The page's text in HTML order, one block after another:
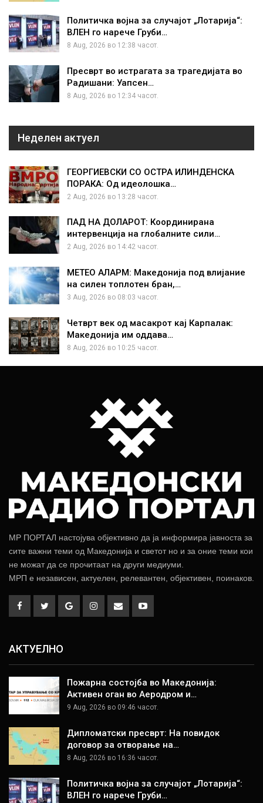
Политичка војна за случајот „Лотарија“:
ВЛЕН го нарече Груби…
8 Aug, 2026 во 12:38 часот.
Пресврт во истрагата за трагедијата во
Радишани: Уапсен…
8 Aug, 2026 во 12:34 часот.
Неделен актуел
ГЕОРГИЕВСКИ СО ОСТРА ИЛИНДЕНСКА
ПОРАКА: Од идеолошка…
2 Aug, 2026 во 13:28 часот.
ПАД НА ДОЛАРОТ: Координирана
интервенција на глобалните сили…
2 Aug, 2026 во 14:42 часот.
МЕТЕО АЛАРМ: Македонија под влијание
на силен топлотен бран,…
3 Aug, 2026 во 08:03 часот.
Четврт век од масакрот кај Карпалак:
Македонија им оддава…
8 Aug, 2026 во 10:25 часот.
МР ПОРТАЛ настојува објективно да ја информира јавноста за
сите важни теми од Македонија и светот но и за оние теми кои
не можат да се прочитаат на други медиуми.
МРП е независен, актуелен, релевантен, објективен, поинаков.
АКТУЕЛНО
Пожарна состојба во Македонија:
Активен оган во Аеродром и…
9 Aug, 2026 во 09:46 часот.
Дипломатски пресврт: На повидок
договор за отворање на…
8 Aug, 2026 во 16:36 часот.
Политичка војна за случајот „Лотарија“:
ВЛЕН го нарече Груби…